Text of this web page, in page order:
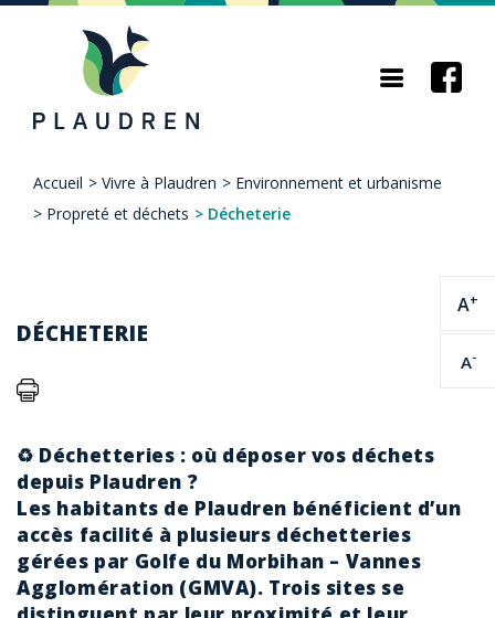
Aller
contenu
principal
A+
A-
Fil
Accueil > Vivre à Plaudren > Environnement et urbanisme
> Propreté et déchets > Décheterie
DÉCHETERIE
♻️ Déchetteries : où déposer vos déchets
depuis Plaudren ?
Les habitants de Plaudren bénéficient d’un
accès facilité à plusieurs déchetteries
gérées par Golfe du Morbihan – Vannes
Agglomération (GMVA). Trois sites se